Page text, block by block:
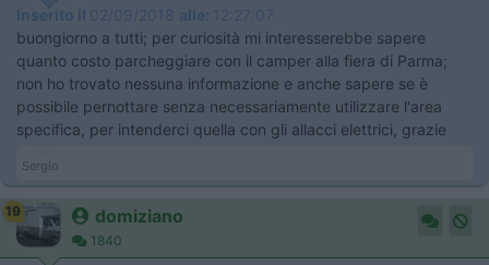
Inserito il 02/09/2018 alle: 12:27:07
buongiorno a tutti; per curiosità mi interesserebbe sapere
quanto costo parcheggiare con il camper alla fiera di Parma;
non ho trovato nessuna informazione e anche sapere se è
possibile pernottare senza necessariamente utilizzare l'area
specifica, per intenderci quella con gli allacci elettrici, grazie
Sergio
19 domiziano
1840